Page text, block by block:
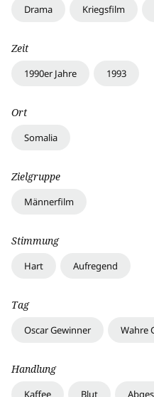
Drama Kriegsfilm
Zeit
1990er Jahre 1993
Ort
Somalia
Zielgruppe
Männerfilm
Stimmung
Hart Aufregend
Tag
Oscar Gewinner Wahre
Handlung
Kaffee Blut